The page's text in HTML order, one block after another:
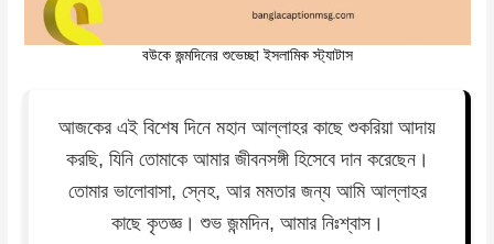
বউকে জন্মদিনের শুভেচ্ছা ইসলামিক স্ট্যাটাস
আজকের এই বিশেষ দিনে মহান আল্লাহর কাছে শুকরিয়া আদায়
করছি, যিনি তোমাকে আমার জীবনসঙ্গী হিসেবে দান করেছেন।
তোমার ভালোবাসা, স্নেহ, আর মমতার জন্য আমি আল্লাহর
কাছে কৃতজ্ঞ। শুভ জন্মদিন, আমার নিঃশ্বাস।